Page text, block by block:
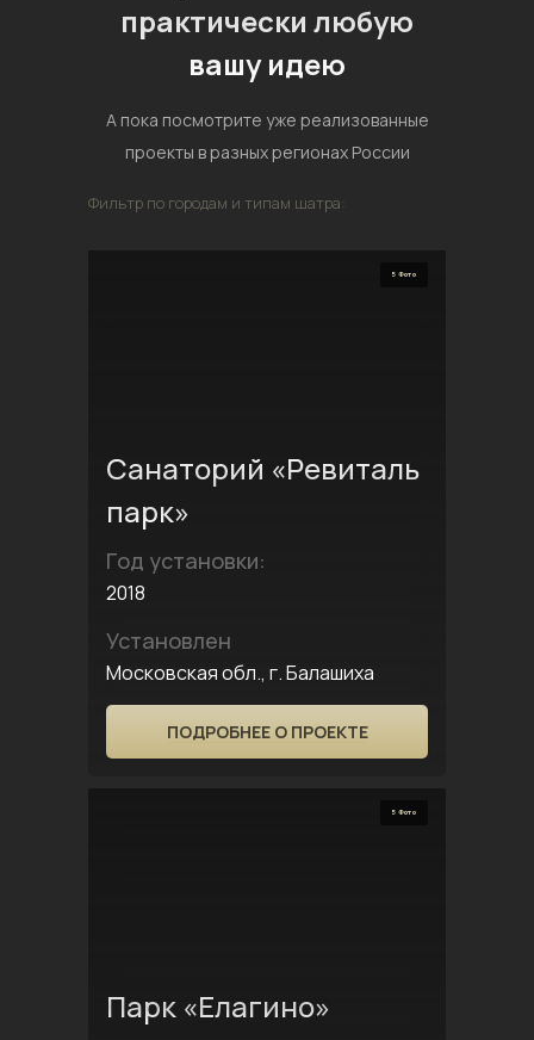
практически любую
вашу идею
А пока посмотрите уже реализованные
проекты в разных регионах России
Фильтр по городам и типам шатра:
5 Фото
Санаторий «Ревиталь
парк»
Год установки:
2018
Установлен
Московская обл., г. Балашиха
ПОДРОБНЕЕ О ПРОЕКТЕ
5 Фото
Парк «Елагино»